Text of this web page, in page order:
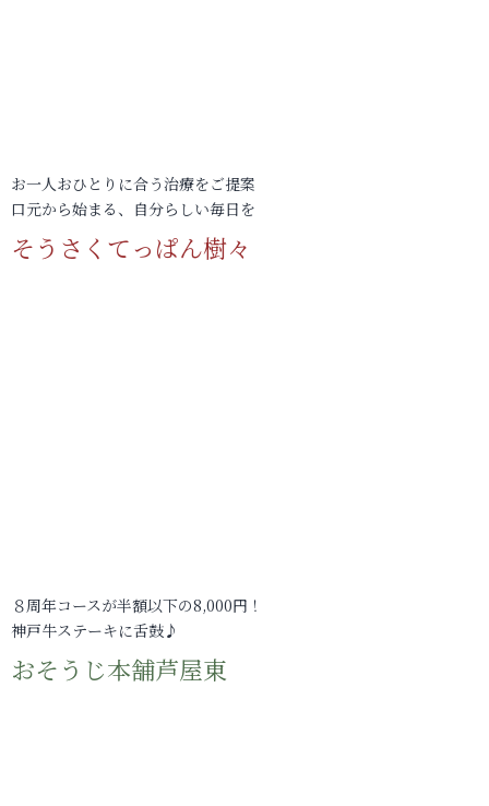
お一人おひとりに合う治療をご提案
口元から始まる、自分らしい毎日を
そうさくてっぱん樹々
８周年コースが半額以下の8,000円！
神戸牛ステーキに舌鼓♪
おそうじ本舗芦屋東